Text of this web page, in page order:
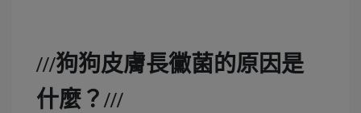
///狗狗皮膚長黴菌的原因是
什麼？///